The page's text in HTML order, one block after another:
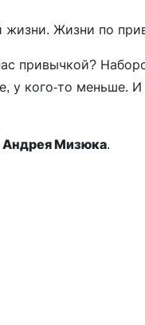
жизни. Жизни по
привычкой?
у кого-то меньше.
Андрея Мизюка.